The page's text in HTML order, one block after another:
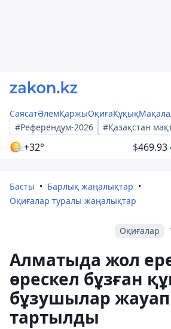
СаясатӘлемҚаржыОқиғаҚұқық
#Референдум-2026
#Қазақстан
+32° $469.93
Басты
Барлық жаңалықтар
Оқиғалар туралы жаңалықтар
Оқиғалар
Алматыда жол
өрескел бұзған
бұзушылар
тартылды